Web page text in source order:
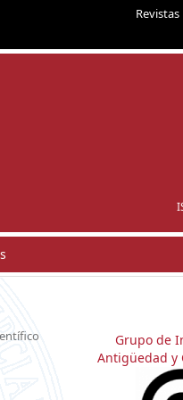
Revistas
Grupo de
Antigüedad y